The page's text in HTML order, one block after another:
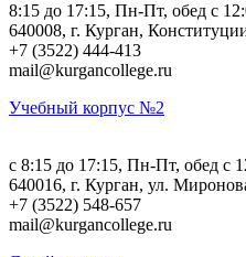
8:15 до 17:15, Пн-Пт, обед с
640008, г. Курган,
+7 (3522) 444-413
mail@kurgancollege.ru
Учебный корпус №2
c 8:15 до 17:15, Пн-Пт, обед с
640016, г. Курган, ул.
+7 (3522) 548-657
mail@kurgancollege.ru